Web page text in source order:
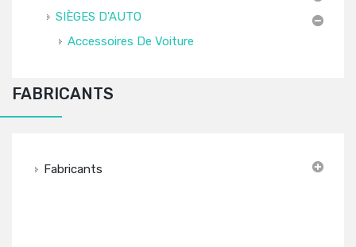
SIÈGES D'AUTO
Accessoires De Voiture
FABRICANTS
Fabricants